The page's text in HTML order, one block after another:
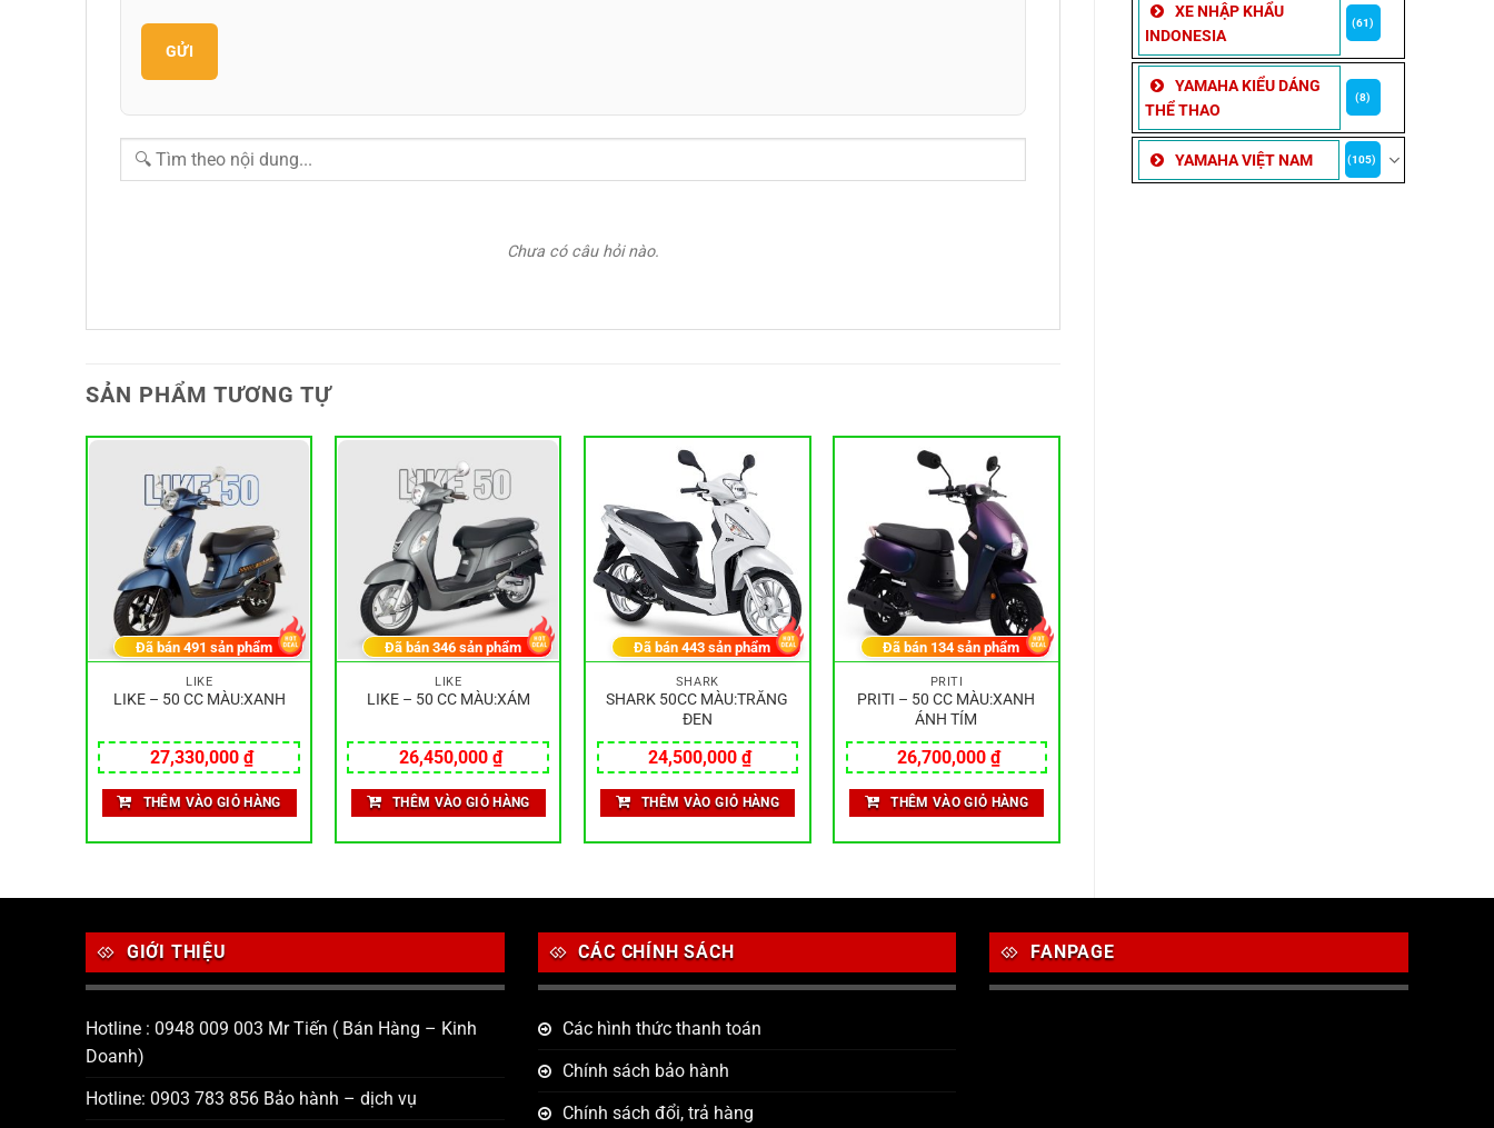
XE NHẬP KHẨU
INDONESIA
(61)
YAMAHA KIỂU DÁNG
THỂ THAO
(8)
YAMAHA VIỆT NAM (105)
GỬI
Chưa có câu hỏi nào.
SẢN PHẨM TƯƠNG TỰ
LIKE
LIKE – 50 CC MÀU:XANH
27,330,000₫
Đã bán 491 sản phẩm
THÊM VÀO GIỎ HÀNG
LIKE
LIKE – 50 CC MÀU:XÁM
26,450,000₫
Đã bán 346sản phẩm
THÊM VÀO GIỎ HÀNG
SHARK
SHARK 50CC MÀU:TRẮNG
ĐEN
24,500,000₫
Đã bán 443sản phẩm
THÊM VÀO GIỎ HÀNG
PRITI
PRITI – 50 CC MÀU:XANH
ÁNH TÍM
26,700,000₫
Đã bán 134sản phẩm
THÊM VÀO GIỎ HÀNG
GIỚI THIỆU
Hotline : 0948 009 003 Mr Tiến ( Bán Hàng – Kinh
Doanh)
Hotline: 0903 783 856 Bảo hành – dịch vụ
CÁC CHÍNH SÁCH
Các hình thức thanh toán
Chính sách bảo hành
Chính sách đổi, trả hàng
FANPAGE